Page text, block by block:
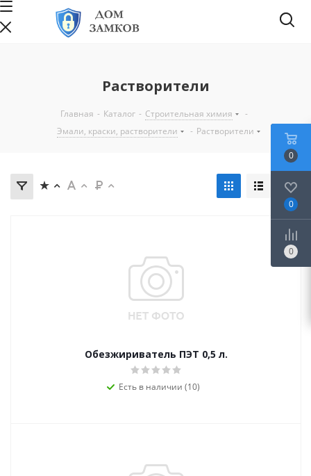
Растворители
Главная - Каталог - Строительная химия
-
Эмали, краски, растворители
- Растворители
Обезжириватель ПЭТ 0,5 л.
Есть в наличии (10)
0
0
0